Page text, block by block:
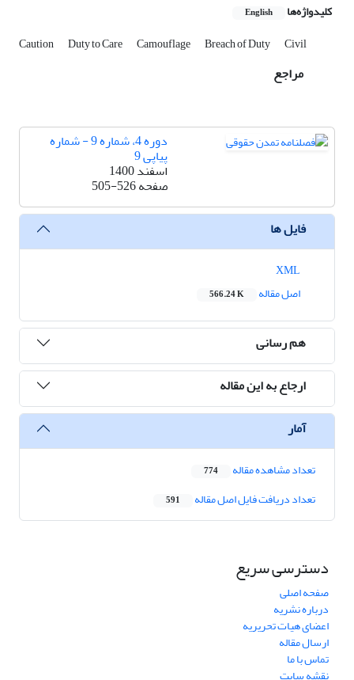
کلیدواژه‌ها English
Caution Duty to Care Camouflage Breach of Duty Civil
مراجع
دوره 4، شماره 9 - شماره
پیاپی 9
اسفند 1400
صفحه505-526
فایل ها
اصل مقاله
566.24 K
هم رسانی
ارجاع به این مقاله
آمار
تعداد مشاهده مقاله 774
تعداد دریافت فایل اصل مقاله 591
دسترسی سریع
صفحه اصلی
درباره نشریه
اعضای هیات تحریریه
ارسال مقاله
تماس با ما